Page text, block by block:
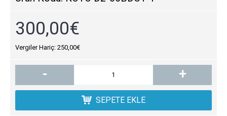
300,00€
Vergiler Hariç: 250,00€
- +
SEPETE EKLE